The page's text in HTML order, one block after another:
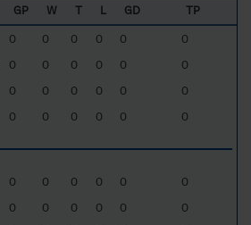
GP W T L GD
TP
0 0 0 0 0
0
0 0 0 0 0
0
0 0 0 0 0
0
0 0 0 0 0 0
0 0 0 0 0
0
0 0 0 0 0
0